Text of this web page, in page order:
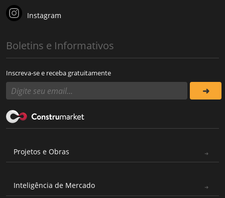
Instagram
Boletins e Informativos
Inscreva-se e receba gratuitamente
Projetos e Obras
Inteligência de Mercado